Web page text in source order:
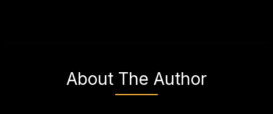
About The Author